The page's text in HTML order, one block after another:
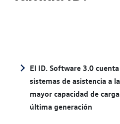
El ID. Software 3.0
sistemas de asistencia a
mayor capacidad de
última generación